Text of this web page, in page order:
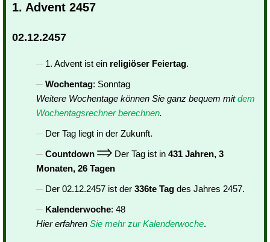
1. Advent 2457
02.12.2457
1. Advent ist ein religiöser Feiertag.
Wochentag: Sonntag
Weitere Wochentage können Sie ganz bequem mitdem
Wochentagsrechner berechnen.
Der Tag liegt in der Zukunft.
Countdown
Der Tag ist in 431 Jahren, 3
Monaten, 26 Tagen
Der 02.12.2457 ist der 336te Tag des Jahres 2457.
Kalenderwoche: 48
Hier erfahren Sie mehr zur Kalenderwoche.